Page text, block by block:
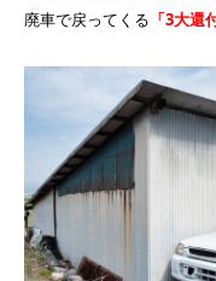
廃車で戻ってくる 「3大還